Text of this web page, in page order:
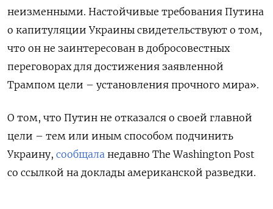
неизменными. Настойчивые требования Путина
о капитуляции Украины свидетельствуют о том,
что он не заинтересован в добросовестных
переговорах для достижения заявленной
Трампом цели – установления прочного мира».
О том, что Путин не отказался о своей главной
цели – тем или иным способом подчинить
Украину, сообщала недавно The Washington Post
со ссылкой на доклады американской разведки.